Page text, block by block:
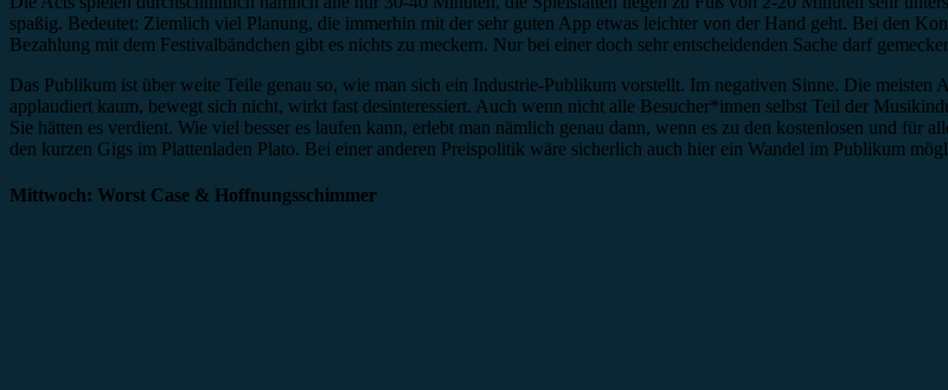
spaßig. Bedeutet: Ziemlich viel Planung, die immerhin mit der sehr guten App etwas leichter von der Hand geht. Bei den
Bezahlung mit dem Festivalbändchen gibt es nichts zu meckern. Nur bei einer doch sehr entscheidenden Sache darf
Das Publikum ist über weite Teile genau so, wie man sich ein Industrie-Publikum vorstellt. Im negativen Sinne. Die
applaudiert kaum, bewegt sich nicht, wirkt fast desinteressiert. Auch wenn nicht alle Besucher*innen selbst Teil der
Sie hätten es verdient. Wie viel besser es laufen kann, erlebt man nämlich genau dann, wenn es zu den kostenlosen und
den kurzen Gigs im Plattenladen Plato. Bei einer anderen Preispolitik wäre sicherlich auch hier ein Wandel im Publikum
Mittwoch: Worst Case & Hoffnungsschimmer